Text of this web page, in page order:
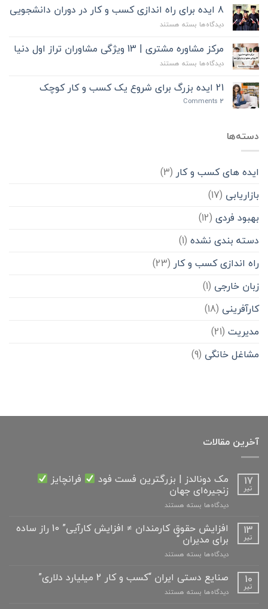
تجارت
کتاب
“بهانه
8 ایده برای راه اندازی کسب و کار در دوران دانشجویی
دیدگاه‌ها برای
ایده
برای
راه
کسب
کار
بسته هستند
مرکز مشاوره مشتری | 13 ویژگی مشاوران تراز اول دنیا
دیدگاه‌ها برای
مشاوره
مشتری
|
بسته هستند
21 ایده بزرگ برای شروع یک کسب و کار کوچک
2
دسته‌ها
ایده های کسب و کار (3)
بازاریابی (17)
بهبود فردی (12)
دسته بندی نشده (1)
راه اندازی کسب و کار (23)
زبان خارجی (1)
کارآفرینی (18)
مدیریت (21)
مشاغل خانگی (9)
آخرین مقالات
17
تیر
مک دونالدز | بزرگترین فست فود فرانچایز
زنجیره‌ای جهان
دیدگاه‌ها برای
دونالدز
|
بزرگترین
فست
فرانچایز
بسته هستند
13
تیر
افزایش حقوق کارمندان ≠ افزایش کارآیی” 10 راز ساده
برای مدیران “
دیدگاه‌ها برای
حقوق
کارمندان
≠
بسته هستند
10
تیر
صنایع دستی ایران “کسب و کار 2 میلیارد دلاری”
دیدگاه‌ها برای
بسته هستند